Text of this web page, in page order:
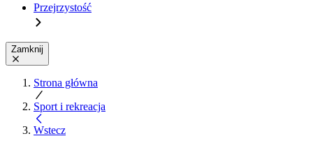
Przejrzystość
Zamknij
Strona główna
Sport i rekreacja
Wstecz